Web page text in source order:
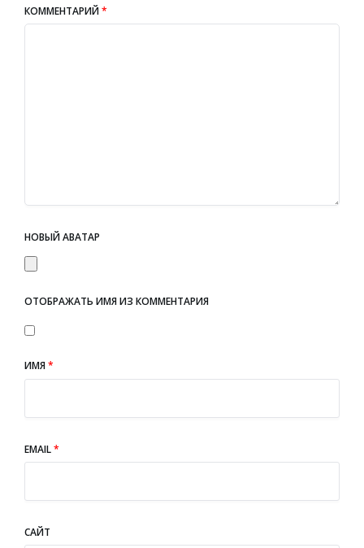
КОММЕНТАРИЙ*
НОВЫЙ АВАТАР
ОТОБРАЖАТЬ ИМЯ ИЗ КОММЕНТАРИЯ
ИМЯ*
EMAIL*
САЙТ